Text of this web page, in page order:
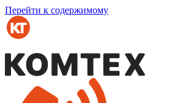
Перейти к содержимому